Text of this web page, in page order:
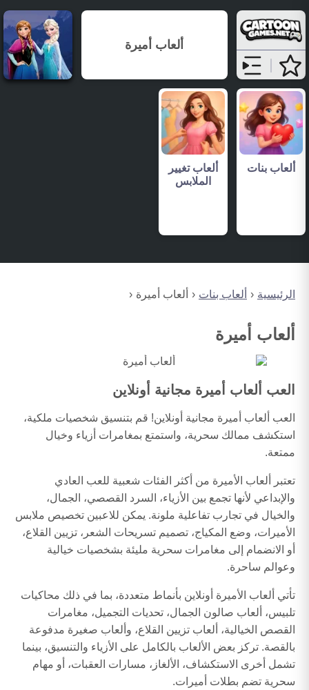
الرئيسية ألعاب بنات ألعاب أميرة
ألعاب أميرة
العب ألعاب أميرة مجانية أونلاين
العب ألعاب أميرة مجانية أونلاين! قم بتنسيق شخصيات ملكية،
استكشف ممالك سحرية، واستمتع بمغامرات أزياء وخيال
ممتعة.
تعتبر ألعاب الأميرة من أكثر الفئات شعبية للعب العادي
والإبداعي لأنها تجمع بين الأزياء، السرد القصصي، الجمال،
والخيال في تجارب تفاعلية ملونة. يمكن للاعبين تخصيص ملابس
الأميرات، وضع المكياج، تصميم تسريحات الشعر، تزيين القلاع،
أو الانضمام إلى مغامرات سحرية مليئة بشخصيات خيالية
وعوالم ساحرة.
تأتي ألعاب الأميرة أونلاين بأنماط متعددة، بما في ذلك محاكيات
تلبيس، ألعاب صالون الجمال، تحديات التجميل، مغامرات
القصص الخيالية، ألعاب تزيين القلاع، وألعاب صغيرة مدفوعة
بالقصة. تركز بعض الألعاب بالكامل على الأزياء والتنسيق، بينما
تشمل أخرى الاستكشاف، الألغاز، مسارات العقبات، أو مهام
سحرية تضم بطلات أميرات.
ألعاب أميرة
ألعاب بنات
ألعاب تغيير
الملابس